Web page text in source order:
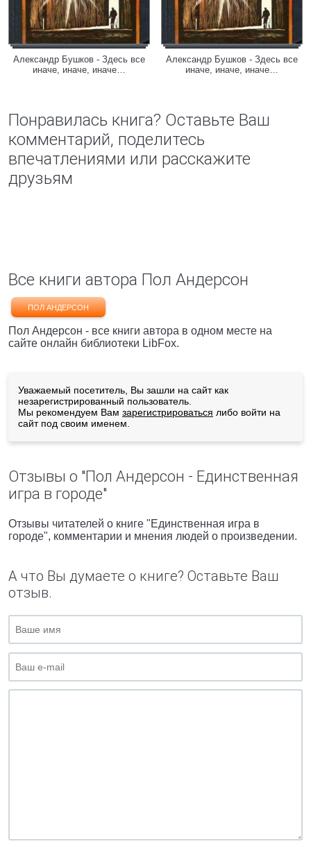
Александр Бушков - Здесь все
иначе, иначе, иначе…
Александр Бушков - Здесь все
иначе, иначе, иначе…
Понравилась книга? Оставьте Ваш
комментарий, поделитесь
впечатлениями или расскажите
друзьям
Все книги автора Пол Андерсон
ПОЛ АНДЕРСОН
Пол Андерсон - все книги автора в одном месте на
сайте онлайн библиотеки LibFox.
Уважаемый посетитель, Вы зашли на сайт как
незарегистрированный пользователь.
Мы рекомендуем Вам зарегистрироваться либо войти на
сайт под своим именем.
Отзывы о "Пол Андерсон - Единственная
игра в городе"
Отзывы читателей о книге "Единственная игра в
городе", комментарии и мнения людей о произведении.
А что Вы думаете о книге? Оставьте Ваш
отзыв.